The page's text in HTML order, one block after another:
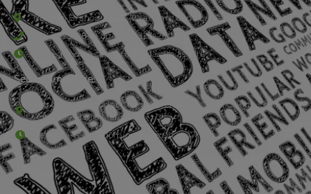
Rua Rio Branco, nº107 (2º andar), Centro - Cep: 27.330-030
(24) 3323-2848 ou (24) 3323-2500
De segunda à sexta-feira , das 9h às 17h.
Sede Campestre:
Estrada Governador Chagas Freitas – 3.780 – Colônia Santo
Antônio – Barra Mansa
De terça-feira a domingo, das 9h às 17h